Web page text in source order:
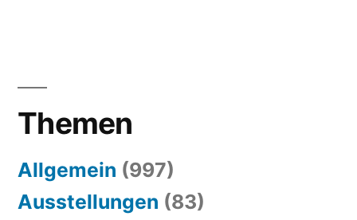
Themen
Allgemein (997)
Ausstellungen (83)